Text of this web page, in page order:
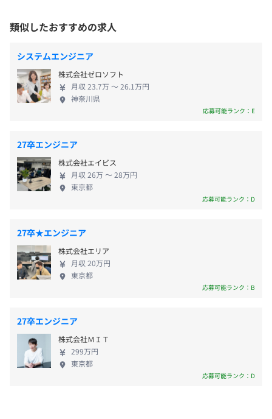
弊社HPに勉強会で学習している内容を公開しております
ので、ご興味のある方は是非ご覧ください。(コンテンツ
名：SL大学)
◆人事評価制度
外部の専門家を交え１年以上かけてつくり上げた人事評価
制度で、スキルや売上貢献度、取り組み姿勢等、あらゆる
角度から評価をおこないます。
基本給は年１回、能力給は年２回の見直しをかけ、評価訓
スキルや業務事情に応じたキャリアステップサポートをお
こなっていきます。
熊本バス「春竹町」徒歩1分
JR「南熊本駅」徒歩5分
・通勤手当（会社規定に基づき支給：上限45,000／月）
・休日等の割増賃金手当
・出張手当
・技術手当（83,000円以上／月）
・時間外残業手当
賞与：年2回（7月、12月）
昇給：基本給年1回（4月）、技術手当年2回（4月・10
社会保険完備（健康保険・厚生年金保険、雇用保険・労災
無期雇用
について学習します。
ング言語やデータベースの言語について学習します。
3．総合演習：作業計画立案や理論・知識の活用方法な
ど、1.2で学んだ内容を演習課題を通じてアウトプットす
ることで理解を深めます。
よりスキルアップしていただきます。
OJTに移った後も教育担当者が定期的に状況を確認しフォ
ローしていきます。
キャリアコンサルティング制度の有無及びその内容
前年度の有給休暇の平均取得日数
男性0人/0人
女性1人/1人
しょう。 【文理不問、未経験からチャレンジできま
す】 当社は入社時にプログラミングの知識がない方
も受け入れております。実際、文系出身の先輩も大勢
活躍しています。入社後は３カ月間の研修（Off-JT）
で、社会人としての基礎やプログラミングの基礎を
学びます。また実務訓練（OJT）で実践能力を少しず
つ養うため、安心して入社できます。一人前のエンジ
いただきますが、他社と比べると新卒から戦力にな
るまでの時間は業界平均よりも早い！と自負してい
ます。コツコツと専門知識を学び続けたい方、またお
客様のお困りごとを解決するためにはどうすればい
いかを考える仕事をしたい方はぜひ説明会にお越し
ムインテグレータとして、これまでに培った業務
的・技術的知見を最大限に活かしたソリューション
を提供しています。 トータルシステムからサブシス
テムまで、業務改善に向け最適なシステムを提案・
開発。顧客企業の課題をITで解消し企業成長を促す
ど多岐に渡っております。 〈得意業界〉 運輸業、食
肉卸売業、物流倉庫業、通販業、航空業、不動産
業、小売業、学校（高校・大学） ※お客さまの業務
内容を分析し、必要な情報システムの企画や設計、
類似したおすすめの求人
システムエンジニア
株式会社ゼロソフト
月収 23.7万 〜 26.1万円
神奈川県
応募可能ランク：E
27卒エンジニア
株式会社エイビス
月収 26万 〜 28万円
東京都
応募可能ランク：D
27卒★エンジニア
株式会社エリア
月収 20万円
東京都
応募可能ランク：B
27卒エンジニア
株式会社ＭＩＴ
299万円
東京都
応募可能ランク：D